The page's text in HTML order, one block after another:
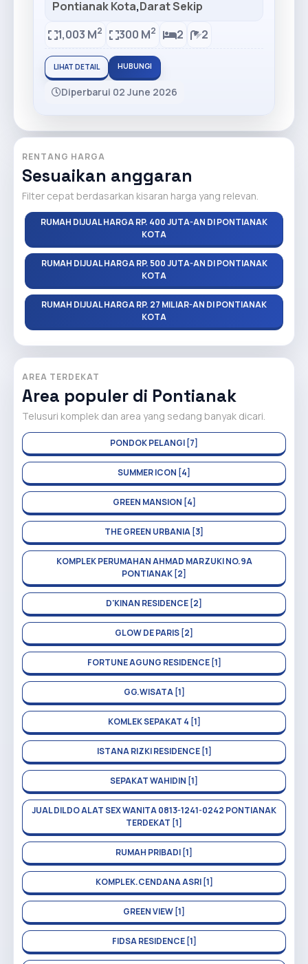
Pontianak Kota,Darat Sekip
1,003 M2 300 M2 2 2
LIHAT DETAIL HUBUNGI
Diperbarui 02 June 2026
RENTANG HARGA
Sesuaikan anggaran
Filter cepat berdasarkan kisaran harga yang relevan.
RUMAH DIJUAL HARGA RP. 400 JUTA-AN DI PONTIANAK
KOTA
RUMAH DIJUAL HARGA RP. 500 JUTA-AN DI PONTIANAK
KOTA
RUMAH DIJUAL HARGA RP. 27 MILIAR-AN DI PONTIANAK
KOTA
AREA TERDEKAT
Area populer di Pontianak
Telusuri komplek dan area yang sedang banyak dicari.
PONDOK PELANGI [7]
SUMMER ICON [4]
GREEN MANSION [4]
THE GREEN URBANIA [3]
KOMPLEK PERUMAHAN AHMAD MARZUKI NO.9A
PONTIANAK [2]
D'KINAN RESIDENCE [2]
GLOW DE PARIS [2]
FORTUNE AGUNG RESIDENCE [1]
GG.WISATA [1]
KOMLEK SEPAKAT 4 [1]
ISTANA RIZKI RESIDENCE [1]
SEPAKAT WAHIDIN [1]
JUAL DILDO ALAT SEX WANITA 0813-1241-0242 PONTIANAK
TERDEKAT [1]
RUMAH PRIBADI [1]
KOMPLEK.CENDANA ASRI [1]
GREEN VIEW [1]
FIDSA RESIDENCE [1]